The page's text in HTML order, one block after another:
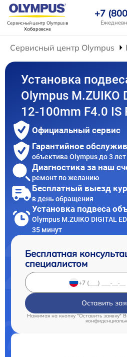
Сервисный центр Olympusв
Хабаровске
+7
Сервисный центр Olympus
Установка
Olympus M.ZUIKO
12‑100mm F4.0 IS
Официальный сервис
Гарантийное
объектива Olympus до 3 лет
Диагностика за наш
ремонт по желанию
Бесплатный выезд
в день обращения
Установка подвеса
Olympus M.ZUIKO DIGITAL
35 минут
Бесплатная
специалистом
Оставить
Нажимая на кнопку "Оставить заявку"